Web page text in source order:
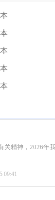
关精神，2026年
09:41